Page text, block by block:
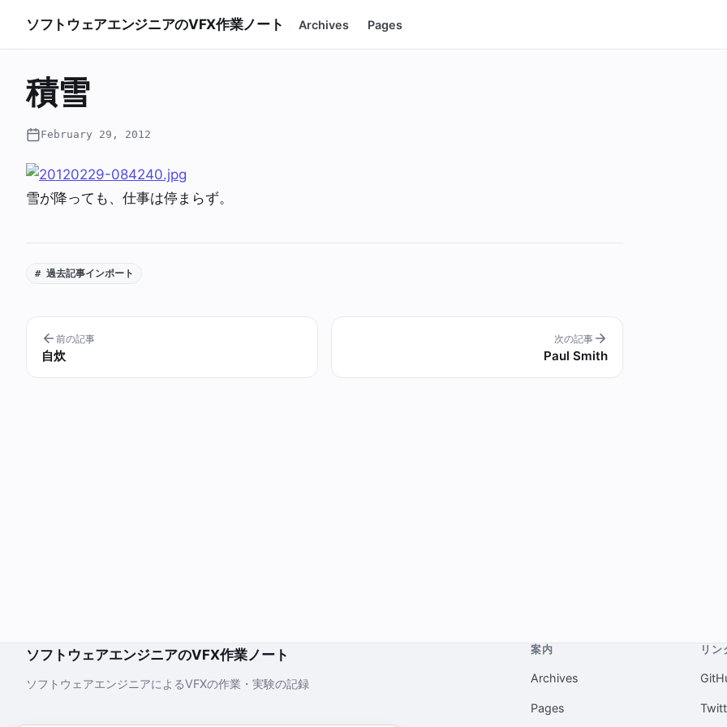
ソフトウェアエンジニアのVFX作業ノート Archives Pages
積雪
February 29, 2012
雪が降っても、仕事は停まらず。
# 過去記事インポート
前の記事
自炊
次の記事
Paul Smith
ソフトウェアエンジニアのVFX作業ノート
ソフトウェアエンジニアによるVFXの作業・実験の記録
案内
Archives
Pages
リン